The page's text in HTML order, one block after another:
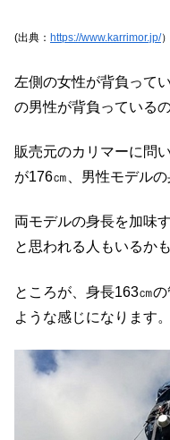
(出典： https://www.karrimor.jp/）
左側の女性が背負って
の男性が背負っている
販売元のカリマーに問
が176㎝、男性モデル
両モデルの身長を加味
と思われる人もいるか
ところが、身長163㎝
ような感じになります。